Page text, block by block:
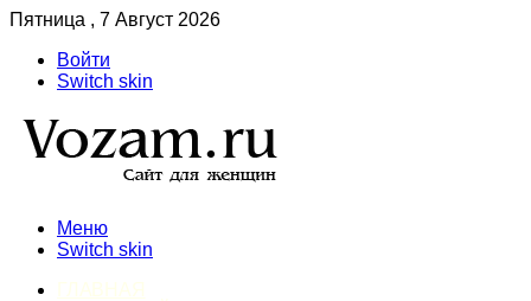
Пятница , 7 Август 2026
Войти
Switch skin
Меню
Switch skin